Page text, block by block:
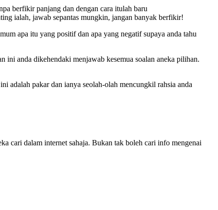
berfikir panjang dan dengan cara itulah baru
ialah, jawab sepantas mungkin, jangan banyak berfikir!
apa itu yang positif dan apa yang negatif supaya anda tahu
anda dikehendaki menjawab kesemua soalan aneka pilihan.
adalah pakar dan ianya seolah-olah mencungkil rahsia anda
cari dalam internet sahaja. Bukan tak boleh cari info mengenai